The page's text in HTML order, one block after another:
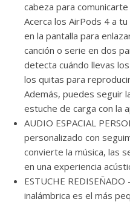
cabeza para
Acerca los AirPods 4 a
en la pantalla para
canción o serie en dos
detecta cuándo llevas
los quitas para
Además, puedes seguir
estuche de carga con la
AUDIO ESPACIAL
personalizado con
convierte la música, las
en una experiencia
ESTUCHE
inalámbrica es el más